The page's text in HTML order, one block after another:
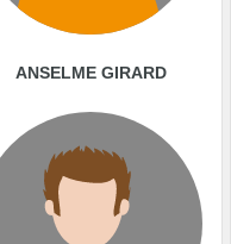
ANSELME GIRARD